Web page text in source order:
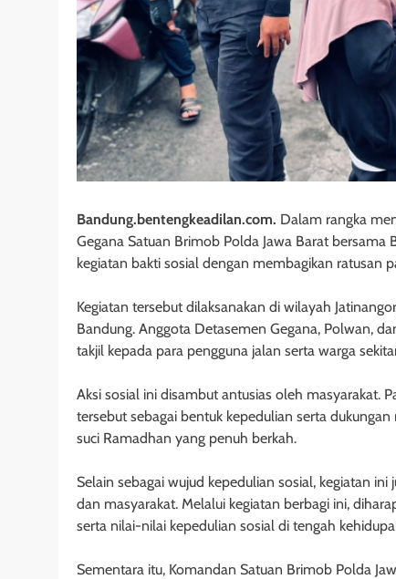
Bandung.bentengkeadilan.com. Dalam rangka
Gegana Satuan Brimob Polda Jawa Barat
kegiatan bakti sosial dengan membagikan ratusan
Kegiatan tersebut dilaksanakan di wilayah
Bandung. Anggota Detasemen Gegana, Polwan,
takjil kepada para pengguna jalan serta warga
Aksi sosial ini disambut antusias oleh masyarakat.
tersebut sebagai bentuk kepedulian serta
suci Ramadhan yang penuh berkah.
Selain sebagai wujud kepedulian sosial, kegiatan
dan masyarakat. Melalui kegiatan berbagi ini,
serta nilai-nilai kepedulian sosial di tengah
Sementara itu, Komandan Satuan Brimob Polda